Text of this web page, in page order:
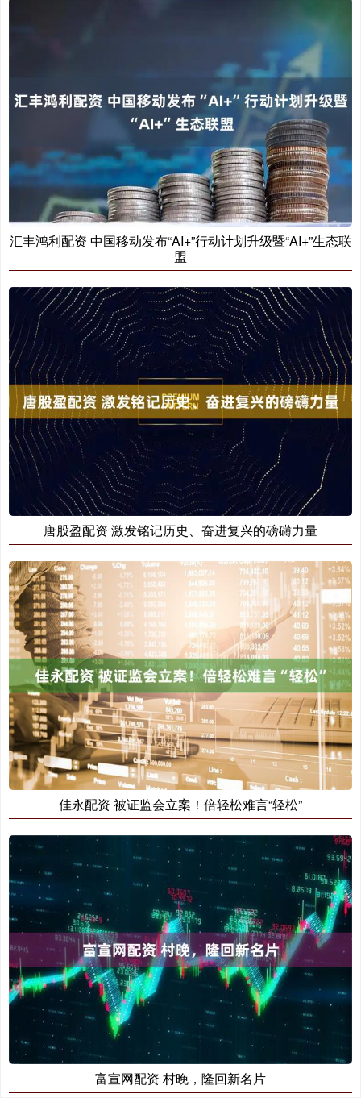
汇丰鸿利配资 中国移动发布“AI+”行动计划升级暨“AI+”生态联
盟
唐股盈配资 激发铭记历史、奋进复兴的磅礴力量
佳永配资 被证监会立案！倍轻松难言“轻松”
富宣网配资 村晚，隆回新名片